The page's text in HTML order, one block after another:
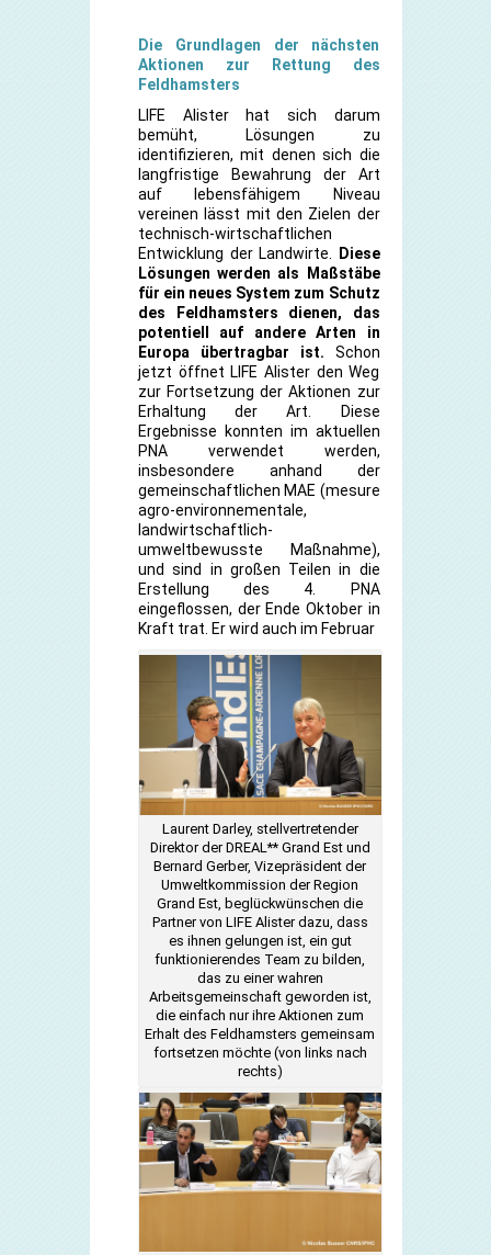
Die Grundlagen der nächsten
Aktionen zur Rettung des
Feldhamsters
LIFE Alister hat sich darum
bemüht, Lösungen zu
identifizieren, mit denen sich die
langfristige Bewahrung der Art
auf lebensfähigem Niveau
vereinen lässt mit den Zielen der
technisch-wirtschaftlichen
Entwicklung der Landwirte.
Diese
Lösungen werden als Maßstäbe
für ein neues System zum Schutz
des Feldhamsters dienen, das
potentiell auf andere Arten in
Europa übertragbar ist. Schon
jetzt öffnet LIFE Alister den Weg
zur Fortsetzung der Aktionen zur
Erhaltung der Art. Diese
Ergebnisse konnten im aktuellen
PNA verwendet werden,
insbesondere anhand der
gemeinschaftlichen MAE (mesure
agro-environnementale,
landwirtschaftlich-
umweltbewusste Maßnahme),
und sind in großen Teilen in die
Erstellung des 4. PNA
eingeflossen, der Ende Oktober in
Kraft trat. Er wird auch im Februar
Laurent Darley, stellvertretender
Direktor der DREAL** Grand Est und
Bernard Gerber, Vizepräsident der
Umweltkommission der Region
Grand Est, beglückwünschen die
Partner von LIFE Alister dazu, dass
es ihnen gelungen ist, ein gut
funktionierendes Team zu bilden,
das zu einer wahren
Arbeitsgemeinschaft geworden ist,
die einfach nur ihre Aktionen zum
Erhalt des Feldhamsters gemeinsam
fortsetzen möchte (von links nach
rechts)